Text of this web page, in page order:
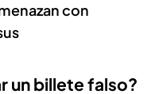
con
un billete falso?